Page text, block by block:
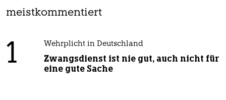
meistkommentiert
1 Wehrplicht in Deutschland
Zwangsdienst ist nie gut, auch nicht für
eine gute Sache